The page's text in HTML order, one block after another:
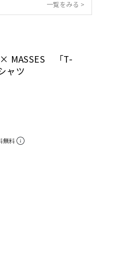
一覧をみる >
× MASSES 「T-
ャツ
無料